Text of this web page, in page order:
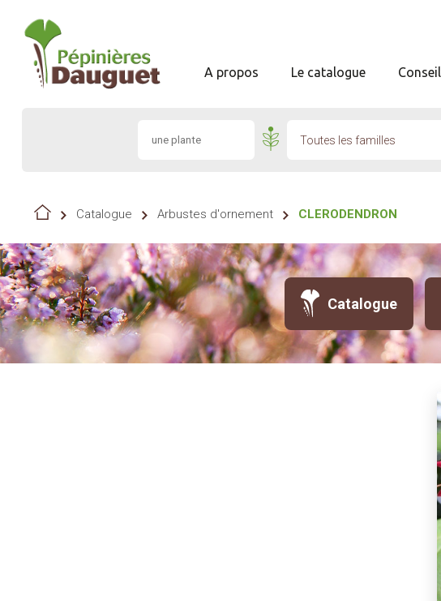
A propos Le catalogue
Toutes les familles
Catalogue Arbustes d'ornement CLERODENDRON
Catalogue